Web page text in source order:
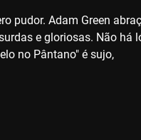
pudor. Adam Green
e gloriosas. Não há
no Pântano" é sujo,